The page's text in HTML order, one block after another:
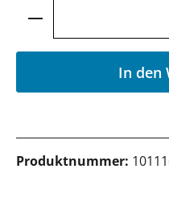
Produkt Anzahl:
In den
Produktnummer: